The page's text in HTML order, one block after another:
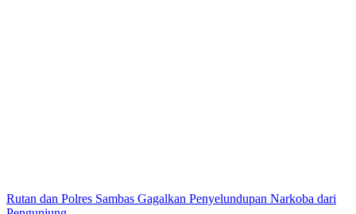
Rutan dan Polres Sambas Gagalkan Penyelundupan Narkoba dari